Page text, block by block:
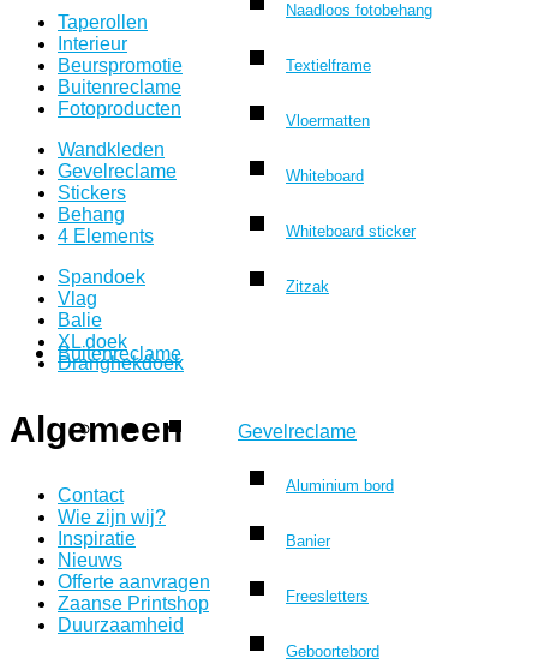
Naadloos fotobehang
Textielframe
Vloermatten
Whiteboard
Whiteboard sticker
Zitzak
Buitenreclame
Gevelreclame
Aluminium bord
Banier
Freesletters
Geboortebord
Taperollen
Interieur
Beurspromotie
Buitenreclame
Fotoproducten
Wandkleden
Gevelreclame
Stickers
Behang
4 Elements
Spandoek
Vlag
Balie
XL doek
Dranghekdoek
Algemeen
Contact
Wie zijn wij?
Inspiratie
Nieuws
Offerte aanvragen
Zaanse Printshop
Duurzaamheid